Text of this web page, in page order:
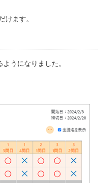
ます。
うになりました。